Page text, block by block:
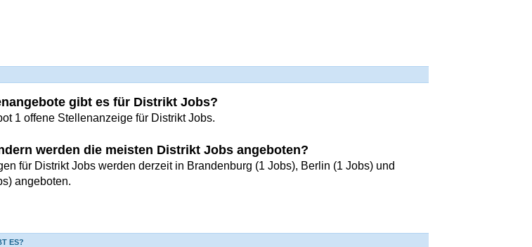
gibt es für Distrikt Jobs?
1 offene Stellenanzeige für Distrikt Jobs.
werden die meisten Distrikt Jobs angeboten?
für Distrikt Jobs werden derzeit in Brandenburg (1 Jobs), Berlin (1 Jobs) und
angeboten.
ES?